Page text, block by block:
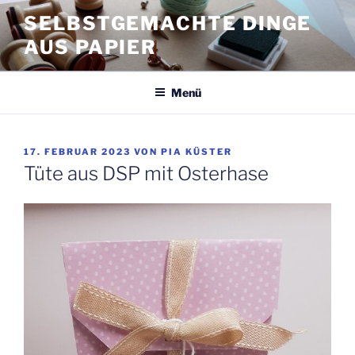
Zum
Inhalt
springen
SELBSTGEMACHTE DINGE
AUS PAPIER
Menü
VERÖFFENTLICHT
AM
17. FEBRUAR 2023 VON PIA KÜSTER
Tüte aus DSP mit Osterhase